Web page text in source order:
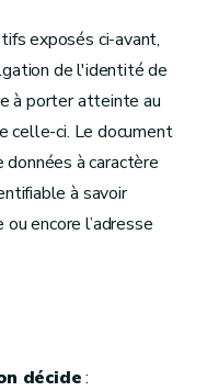
exposés ci-avant,
de l'identité de
à porter atteinte au
celle-ci. Le document
à caractère
à savoir
encore l’adresse
décide: